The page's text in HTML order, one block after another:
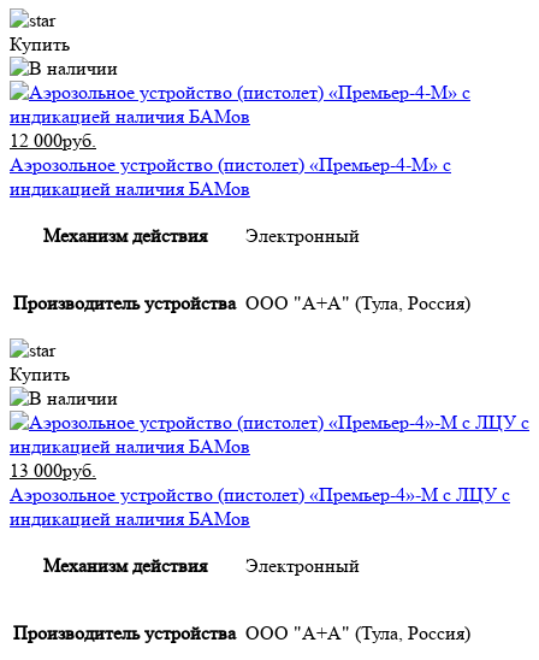
Купить
12 000руб.
Аэрозольное устройство (пистолет) «Премьер-4-М» с
индикацией наличия БАМов
Механизм действия Электронный
Производитель устройства ООО "А+А" (Тула, Россия)
Купить
13 000руб.
Аэрозольное устройство (пистолет) «Премьер-4»-М с ЛЦУ с
индикацией наличия БАМов
Механизм действия Электронный
Производитель устройства ООО "А+А" (Тула, Россия)